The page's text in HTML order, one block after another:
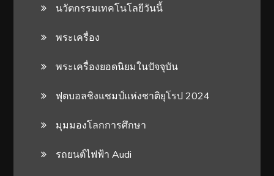
นวัตกรรมเทคโนโลยีวันนี้
พระเครื่อง
พระเครื่องยอดนิยมในปัจจุบัน
ฟุตบอลชิงแชมป์แห่งชาติยุโรป 2024
มุมมองโลกการศึกษา
รถยนต์ไฟฟ้า Audi